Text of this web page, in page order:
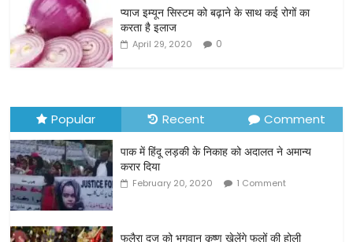
o
k
प्याज इम्यून सिस्टम को बढ़ाने के साथ कई रोगों का
करता है इलाज
April 29, 2020 0
Popular Recent Comment
पाक में हिंदू लड़की के निकाह को अदालत ने अमान्य
करार दिया
February 20, 2020 1 Comment
फुलैरा दूज को भगवान कृष्ण खेलेंगे फूलों की होली